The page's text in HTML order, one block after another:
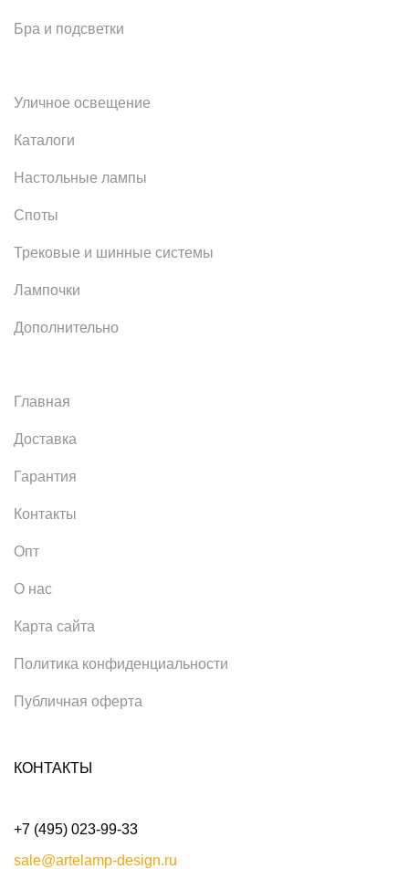
Бра и подсветки
Уличное освещение
Каталоги
Настольные лампы
Споты
Трековые и шинные системы
Лампочки
Дополнительно
Главная
Доставка
Гарантия
Контакты
Опт
О нас
Карта сайта
Политика конфиденциальности
Публичная оферта
КОНТАКТЫ
+7 (495) 023-99-33
sale@artelamp-design.ru